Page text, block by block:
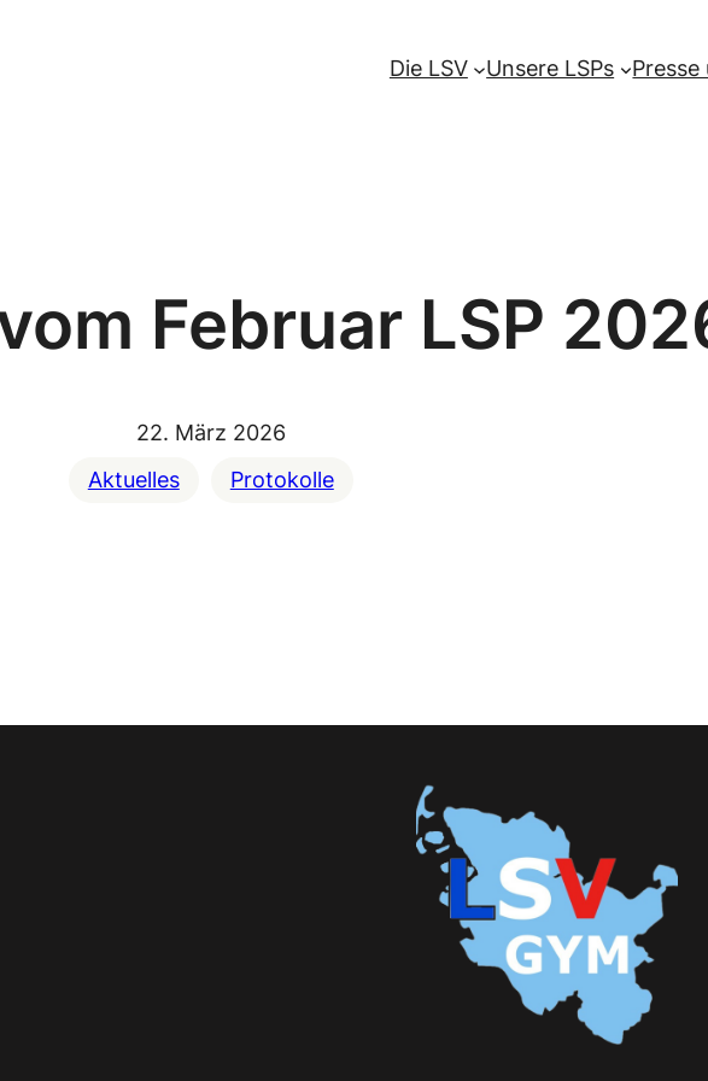
Die LSV Unsere LSPs Presse
Februar LSP
22. März 2026
Aktuelles
Protokolle